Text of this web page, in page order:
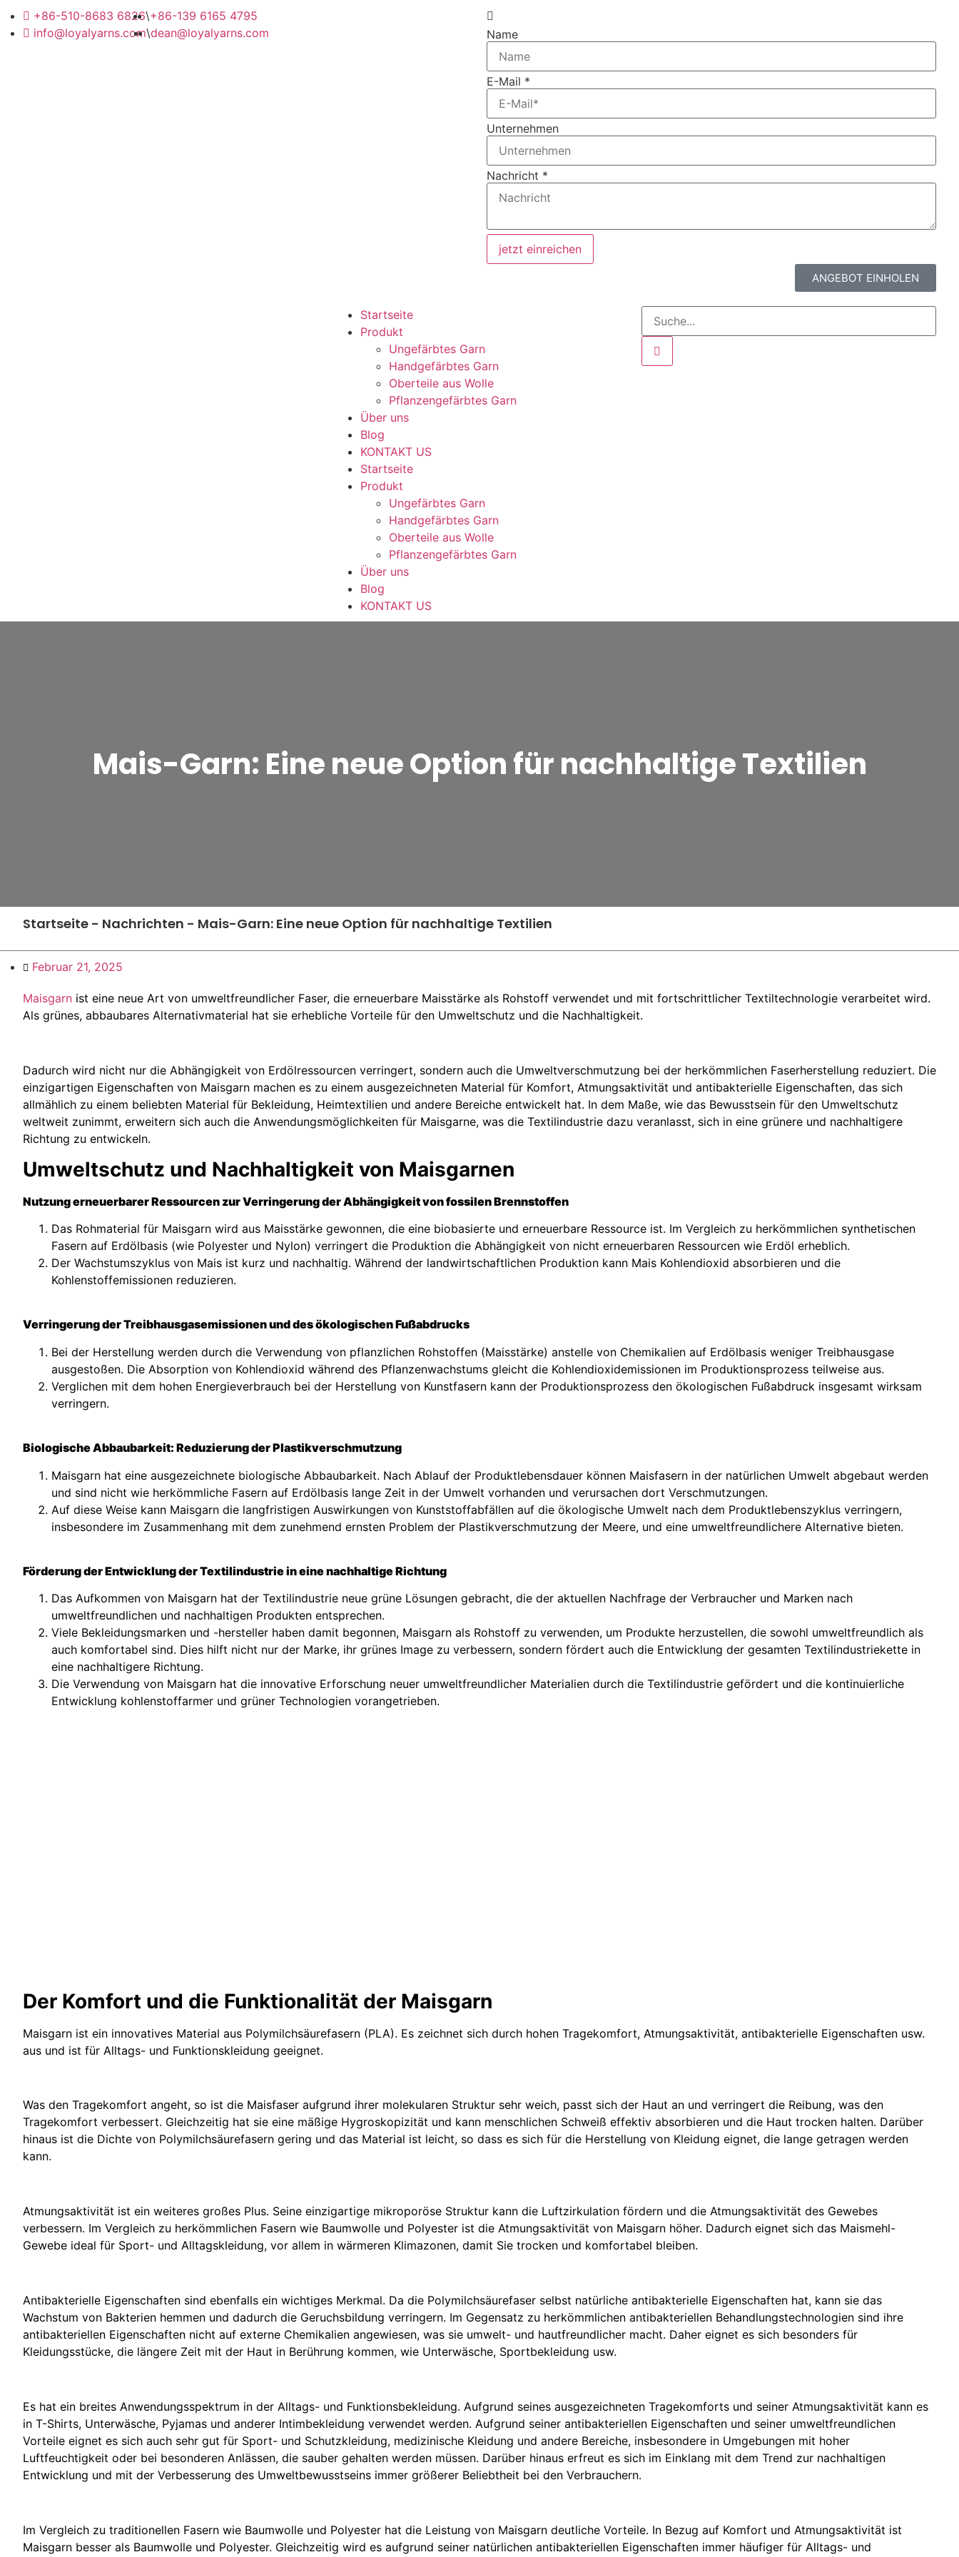
+86-510-8683 6826\+86-139 6165 4795
info@loyalyarns.com\dean@loyalyarns.com Name
E-Mail *
Unternehmen
Nachricht *
jetzt einreichen
ANGEBOT EINHOLEN
Startseite
Produkt
Ungefärbtes Garn
Handgefärbtes Garn
Oberteile aus Wolle
Pflanzengefärbtes Garn
Über uns
Blog
KONTAKT US
Startseite
Produkt
Ungefärbtes Garn
Handgefärbtes Garn
Oberteile aus Wolle
Pflanzengefärbtes Garn
Über uns
Blog
KONTAKT US
Mais-Garn: Eine neue Option für nachhaltige Textilien
Startseite - Nachrichten - Mais-Garn: Eine neue Option für nachhaltige Textilien
Februar 21, 2025
Maisgarn ist eine neue Art von umweltfreundlicher Faser, die erneuerbare Maisstärke als Rohstoff verwendet und mit fortschrittlicher Textiltechnologie verarbeitet wird.
Als grünes, abbaubares Alternativmaterial hat sie erhebliche Vorteile für den Umweltschutz und die Nachhaltigkeit.
Dadurch wird nicht nur die Abhängigkeit von Erdölressourcen verringert, sondern auch die Umweltverschmutzung bei der herkömmlichen Faserherstellung reduziert. Die
einzigartigen Eigenschaften von Maisgarn machen es zu einem ausgezeichneten Material für Komfort, Atmungsaktivität und antibakterielle Eigenschaften, das sich
allmählich zu einem beliebten Material für Bekleidung, Heimtextilien und andere Bereiche entwickelt hat. In dem Maße, wie das Bewusstsein für den Umweltschutz
weltweit zunimmt, erweitern sich auch die Anwendungsmöglichkeiten für Maisgarne, was die Textilindustrie dazu veranlasst, sich in eine grünere und nachhaltigere
Richtung zu entwickeln.
Umweltschutz und Nachhaltigkeit von Maisgarnen
Nutzung erneuerbarer Ressourcen zur Verringerung der Abhängigkeit von fossilen Brennstoffen
Das Rohmaterial für Maisgarn wird aus Maisstärke gewonnen, die eine biobasierte und erneuerbare Ressource ist. Im Vergleich zu herkömmlichen synthetischen
Fasern auf Erdölbasis (wie Polyester und Nylon) verringert die Produktion die Abhängigkeit von nicht erneuerbaren Ressourcen wie Erdöl erheblich.
Der Wachstumszyklus von Mais ist kurz und nachhaltig. Während der landwirtschaftlichen Produktion kann Mais Kohlendioxid absorbieren und die
Kohlenstoffemissionen reduzieren.
Verringerung der Treibhausgasemissionen und des ökologischen Fußabdrucks
Bei der Herstellung werden durch die Verwendung von pflanzlichen Rohstoffen (Maisstärke) anstelle von Chemikalien auf Erdölbasis weniger Treibhausgase
ausgestoßen. Die Absorption von Kohlendioxid während des Pflanzenwachstums gleicht die Kohlendioxidemissionen im Produktionsprozess teilweise aus.
Verglichen mit dem hohen Energieverbrauch bei der Herstellung von Kunstfasern kann der Produktionsprozess den ökologischen Fußabdruck insgesamt wirksam
verringern.
Biologische Abbaubarkeit: Reduzierung der Plastikverschmutzung
Maisgarn hat eine ausgezeichnete biologische Abbaubarkeit. Nach Ablauf der Produktlebensdauer können Maisfasern in der natürlichen Umwelt abgebaut werden
und sind nicht wie herkömmliche Fasern auf Erdölbasis lange Zeit in der Umwelt vorhanden und verursachen dort Verschmutzungen.
Auf diese Weise kann Maisgarn die langfristigen Auswirkungen von Kunststoffabfällen auf die ökologische Umwelt nach dem Produktlebenszyklus verringern,
insbesondere im Zusammenhang mit dem zunehmend ernsten Problem der Plastikverschmutzung der Meere, und eine umweltfreundlichere Alternative bieten.
Förderung der Entwicklung der Textilindustrie in eine nachhaltige Richtung
Das Aufkommen von Maisgarn hat der Textilindustrie neue grüne Lösungen gebracht, die der aktuellen Nachfrage der Verbraucher und Marken nach
umweltfreundlichen und nachhaltigen Produkten entsprechen.
Viele Bekleidungsmarken und -hersteller haben damit begonnen, Maisgarn als Rohstoff zu verwenden, um Produkte herzustellen, die sowohl umweltfreundlich als
auch komfortabel sind. Dies hilft nicht nur der Marke, ihr grünes Image zu verbessern, sondern fördert auch die Entwicklung der gesamten Textilindustriekette in
eine nachhaltigere Richtung.
Die Verwendung von Maisgarn hat die innovative Erforschung neuer umweltfreundlicher Materialien durch die Textilindustrie gefördert und die kontinuierliche
Entwicklung kohlenstoffarmer und grüner Technologien vorangetrieben.
Der Komfort und die Funktionalität der Maisgarn
Maisgarn ist ein innovatives Material aus Polymilchsäurefasern (PLA). Es zeichnet sich durch hohen Tragekomfort, Atmungsaktivität, antibakterielle Eigenschaften usw.
aus und ist für Alltags- und Funktionskleidung geeignet.
Was den Tragekomfort angeht, so ist die Maisfaser aufgrund ihrer molekularen Struktur sehr weich, passt sich der Haut an und verringert die Reibung, was den
Tragekomfort verbessert. Gleichzeitig hat sie eine mäßige Hygroskopizität und kann menschlichen Schweiß effektiv absorbieren und die Haut trocken halten. Darüber
hinaus ist die Dichte von Polymilchsäurefasern gering und das Material ist leicht, so dass es sich für die Herstellung von Kleidung eignet, die lange getragen werden
kann.
Atmungsaktivität ist ein weiteres großes Plus. Seine einzigartige mikroporöse Struktur kann die Luftzirkulation fördern und die Atmungsaktivität des Gewebes
verbessern. Im Vergleich zu herkömmlichen Fasern wie Baumwolle und Polyester ist die Atmungsaktivität von Maisgarn höher. Dadurch eignet sich das Maismehl-
Gewebe ideal für Sport- und Alltagskleidung, vor allem in wärmeren Klimazonen, damit Sie trocken und komfortabel bleiben.
Antibakterielle Eigenschaften sind ebenfalls ein wichtiges Merkmal. Da die Polymilchsäurefaser selbst natürliche antibakterielle Eigenschaften hat, kann sie das
Wachstum von Bakterien hemmen und dadurch die Geruchsbildung verringern. Im Gegensatz zu herkömmlichen antibakteriellen Behandlungstechnologien sind ihre
antibakteriellen Eigenschaften nicht auf externe Chemikalien angewiesen, was sie umwelt- und hautfreundlicher macht. Daher eignet es sich besonders für
Kleidungsstücke, die längere Zeit mit der Haut in Berührung kommen, wie Unterwäsche, Sportbekleidung usw.
Es hat ein breites Anwendungsspektrum in der Alltags- und Funktionsbekleidung. Aufgrund seines ausgezeichneten Tragekomforts und seiner Atmungsaktivität kann es
in T-Shirts, Unterwäsche, Pyjamas und anderer Intimbekleidung verwendet werden. Aufgrund seiner antibakteriellen Eigenschaften und seiner umweltfreundlichen
Vorteile eignet es sich auch sehr gut für Sport- und Schutzkleidung, medizinische Kleidung und andere Bereiche, insbesondere in Umgebungen mit hoher
Luftfeuchtigkeit oder bei besonderen Anlässen, die sauber gehalten werden müssen. Darüber hinaus erfreut es sich im Einklang mit dem Trend zur nachhaltigen
Entwicklung und mit der Verbesserung des Umweltbewusstseins immer größerer Beliebtheit bei den Verbrauchern.
Im Vergleich zu traditionellen Fasern wie Baumwolle und Polyester hat die Leistung von Maisgarn deutliche Vorteile. In Bezug auf Komfort und Atmungsaktivität ist
Maisgarn besser als Baumwolle und Polyester. Gleichzeitig wird es aufgrund seiner natürlichen antibakteriellen Eigenschaften immer häufiger für Alltags- und